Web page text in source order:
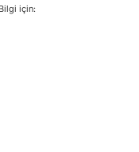
için: